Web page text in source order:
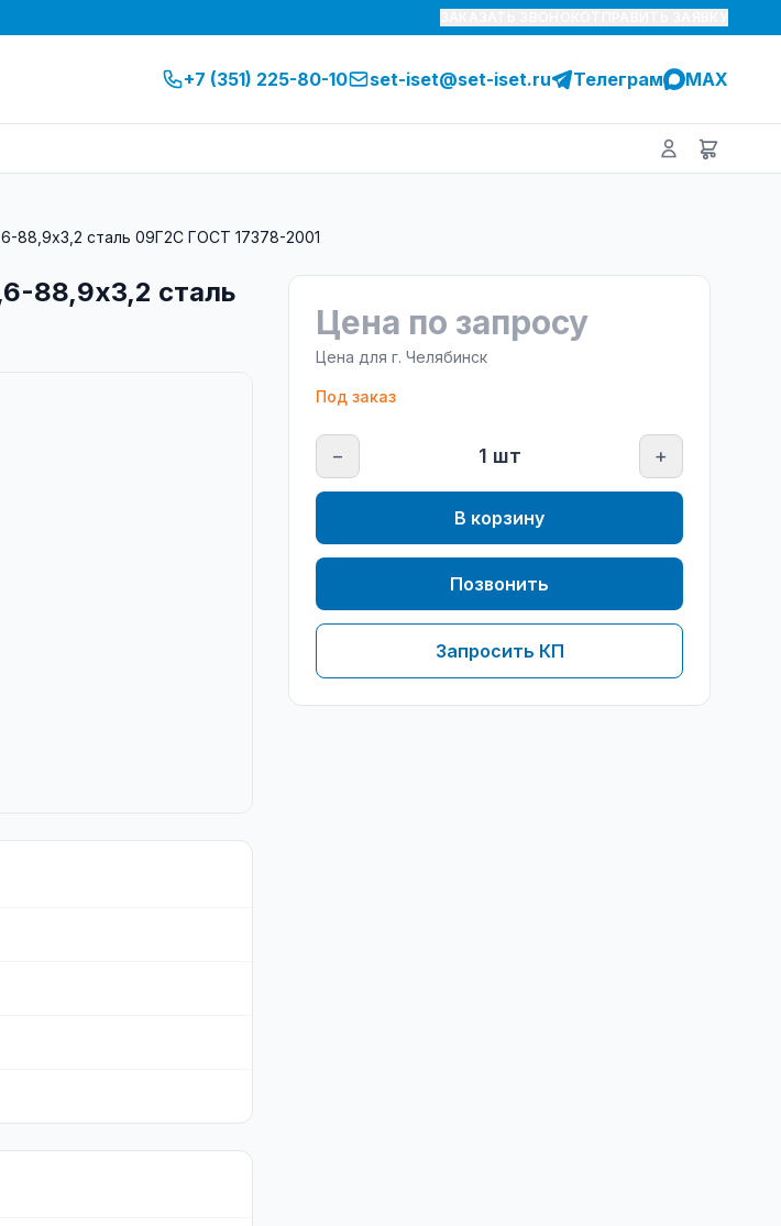
+7 (351) 225-80-10 set-iset@set-iset.ru Телеграм MAX
88,9х3,2 сталь 09Г2С ГОСТ 17378-2001
88,9х3,2 сталь
Цена по запросу
Цена для г. Челябинск
Под заказ
− 1 шт +
В корзину
Позвонить
Запросить КП